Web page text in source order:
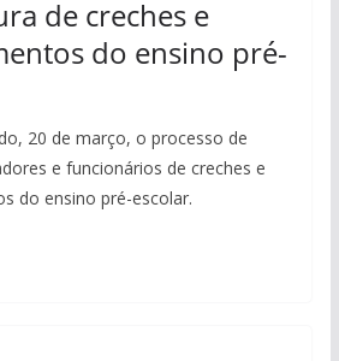
de creches e
do ensino pré-
20 de março, o processo de
e funcionários de creches e
do ensino pré-escolar.